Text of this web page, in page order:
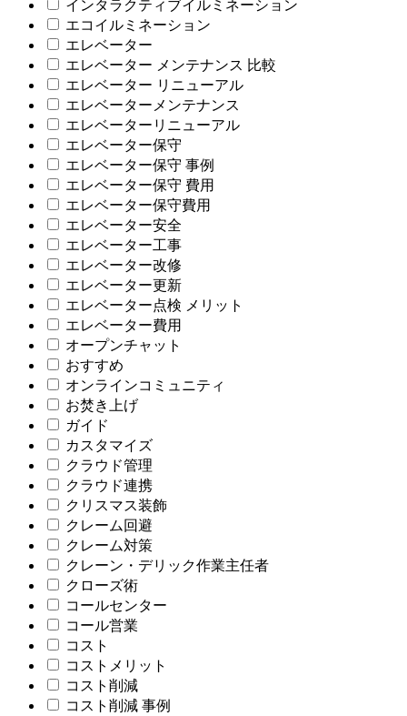
インタラクティブイルミネーション
エコイルミネーション
エレベーター
エレベーター メンテナンス 比較
エレベーター リニューアル
エレベーターメンテナンス
エレベーターリニューアル
エレベーター保守
エレベーター保守 事例
エレベーター保守 費用
エレベーター保守費用
エレベーター安全
エレベーター工事
エレベーター改修
エレベーター更新
エレベーター点検 メリット
エレベーター費用
オープンチャット
おすすめ
オンラインコミュニティ
お焚き上げ
ガイド
カスタマイズ
クラウド管理
クラウド連携
クリスマス装飾
クレーム回避
クレーム対策
クレーン・デリック作業主任者
クローズ術
コールセンター
コール営業
コスト
コストメリット
コスト削減
コスト削減 事例